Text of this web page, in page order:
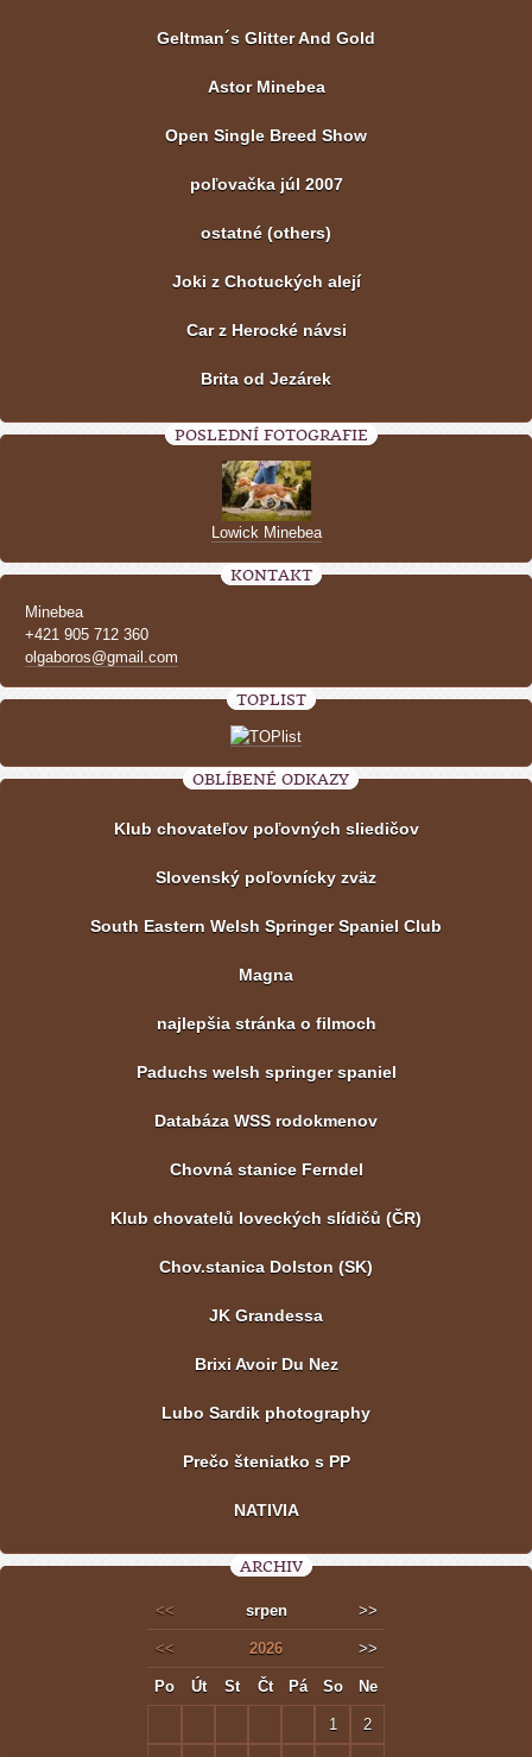
Geltman´s Glitter And Gold
Astor Minebea
Open Single Breed Show
poľovačka júl 2007
ostatné (others)
Joki z Chotuckých alejí
Car z Herocké návsi
Brita od Jezárek
POSLEDNÍ FOTOGRAFIE
Lowick Minebea
KONTAKT
Minebea
+421 905 712 360
olgaboros@gmail.com
TOPLIST
OBLÍBENÉ ODKAZY
Klub chovateľov poľovných sliedičov
Slovenský poľovnícky zväz
South Eastern Welsh Springer Spaniel Club
Magna
najlepšia stránka o filmoch
Paduchs welsh springer spaniel
Databáza WSS rodokmenov
Chovná stanice Ferndel
Klub chovatelů loveckých slídičů (ČR)
Chov.stanica Dolston (SK)
JK Grandessa
Brixi Avoir Du Nez
Lubo Sardik photography
Prečo šteniatko s PP
NATIVIA
ARCHIV
<< srpen >>
<< 2026 >>
Po Út St Čt Pá So Ne
1 2